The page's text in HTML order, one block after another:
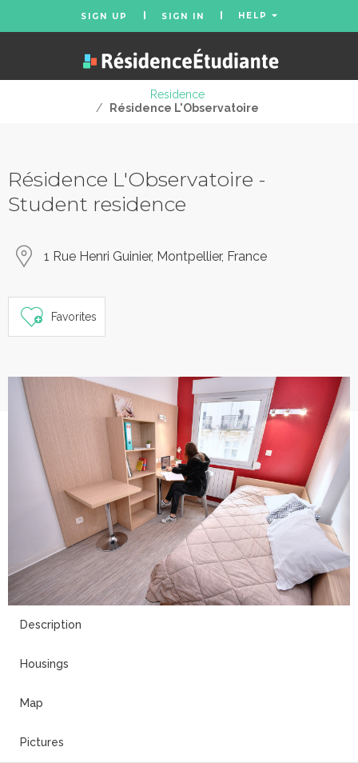
SIGN UP SIGN IN HELP
Residence
/
Résidence L'Observatoire
Résidence L'Observatoire -
Student residence
1 Rue Henri Guinier, Montpellier, France
Favorites
Description
Housings
Map
Pictures